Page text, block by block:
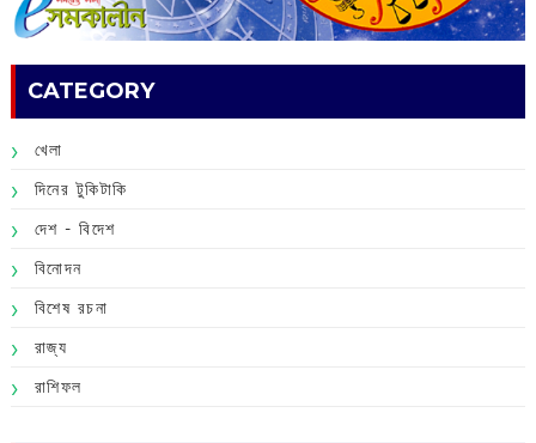
CATEGORY
খেলা
দিনের টুকিটাকি
দেশ - বিদেশ
বিনোদন
বিশেষ রচনা
রাজ্য
রাশিফল